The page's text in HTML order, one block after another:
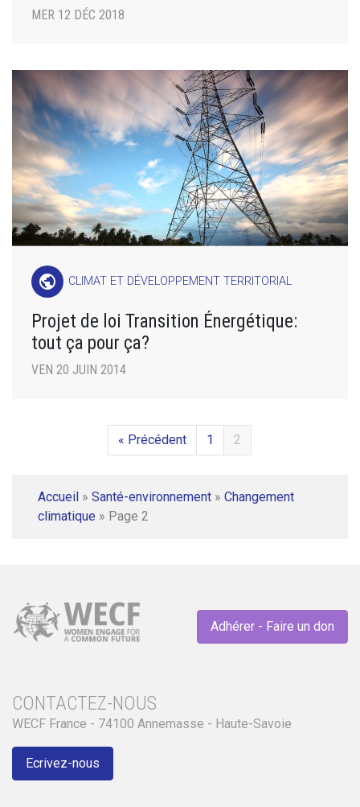
MER 12 DÉC 2018
public CLIMAT ET DÉVELOPPEMENT TERRITORIAL
Projet de loi Transition Énergétique:
tout ça pour ça?
VEN 20 JUIN 2014
« Précédent 1 2
Accueil » Santé-environnement » Changement
climatique » Page 2
Adhérer - Faire un don
CONTACTEZ-NOUS
WECF France - 74100 Annemasse - Haute-Savoie
Ecrivez-nous